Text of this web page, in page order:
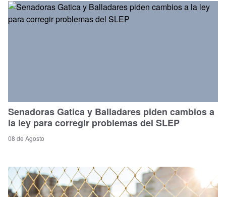
Senadoras Gatica y Balladares piden cambios a
la ley para corregir problemas del SLEP
08 de Agosto